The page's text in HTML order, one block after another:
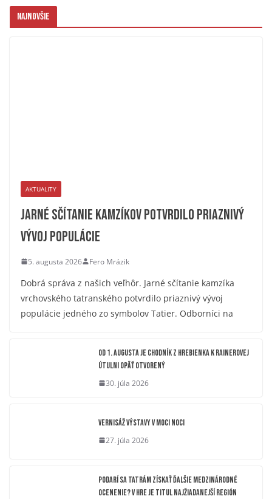
Najnovšie
AKTUALITY
Jarné sčítanie kamzíkov potvrdilo priaznivý
vývoj populácie
5. augusta 2026 Fero Mrázik
Dobrá správa z našich veľhôr. Jarné sčítanie kamzíka
vrchovského tatranského potvrdilo priaznivý vývoj
populácie jedného zo symbolov Tatier. Odborníci na
OD 1. AUGUSTA JE CHODNÍK Z HREBIENKA K RAINEROVEJ
ÚTULNI OPÄŤ OTVORENÝ
30. júla 2026
Vernisáž výstavy V moci noci
27. júla 2026
Podarí sa Tatrám získať ďalšie medzinárodné
ocenenie? V hre je titul Najžiadanejší región